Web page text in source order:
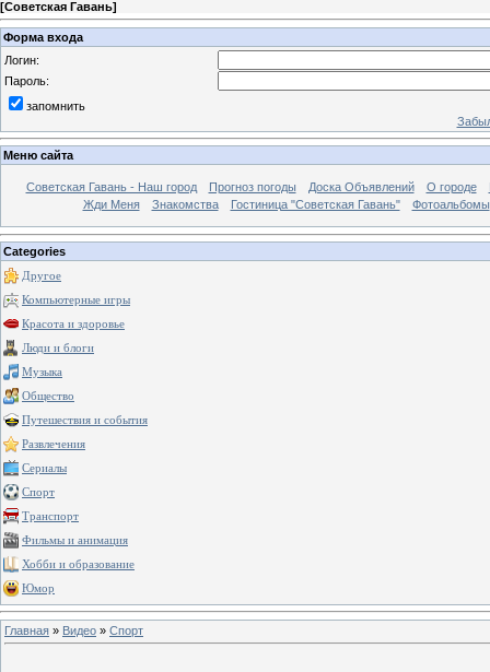
[Советская Гавань]
Форма входа
Логин:
Пароль:
запомнить
Меню сайта
Советская Гавань - Наш город Прогноз погоды Доска Объявлений О городе
Жди Меня
Знакомства Гостиница "Советская Гавань" Фотоальбомы
Categories
Другое
Компьютерные игры
Красота и здоровье
Люди и блоги
Музыка
Общество
Путешествия и события
Развлечения
Сериалы
Спорт
Транспорт
Фильмы и анимация
Хобби и образование
Юмор
Главная » Видео » Спорт